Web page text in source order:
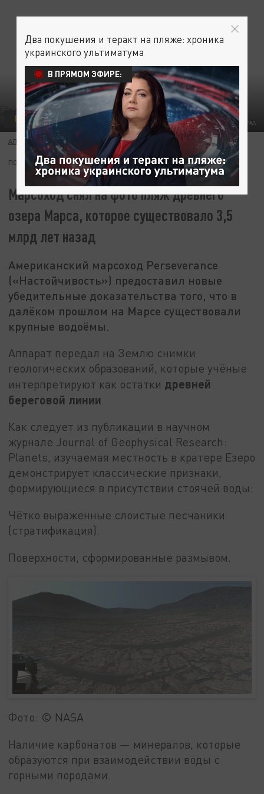
ЦАРЬГРАД
В МИРЕ
АЛЕКСАНДР ПЕТРОВ 01 ФЕВРАЛЯ 21:00
ПОДПИШИТЕСЬ:
Марсоход снял на фото пляж древнего
озера Марса, которое существовало 3,5
млрд лет назад
Американский марсоход Perseverance
(«Настойчивость») предоставил новые
убедительные доказательства того, что в
далёком прошлом на Марсе существовали
крупные водоёмы.
Аппарат передал на Землю снимки
геологических образований, которые учёные
интерпретируют как остатки древней
береговой линии
Как следует из публикации в научном
журнале Journal of Geophysical Research:
Planets, изучаемая местность в кратере Езеро
демонстрирует классические признаки,
формирующиеся в присутствии стоячей воды:
Чётко выраженные слоистые песчаники
(стратификация).
Поверхности, сформированные размывом.
Фото: © NASA
Наличие карбонатов — минералов, которые
образуются при взаимодействии воды с
горными породами.
Два покушения и теракт на пляже: хроника
украинского ультиматума
В ПРЯМОМ ЭФИРЕ: